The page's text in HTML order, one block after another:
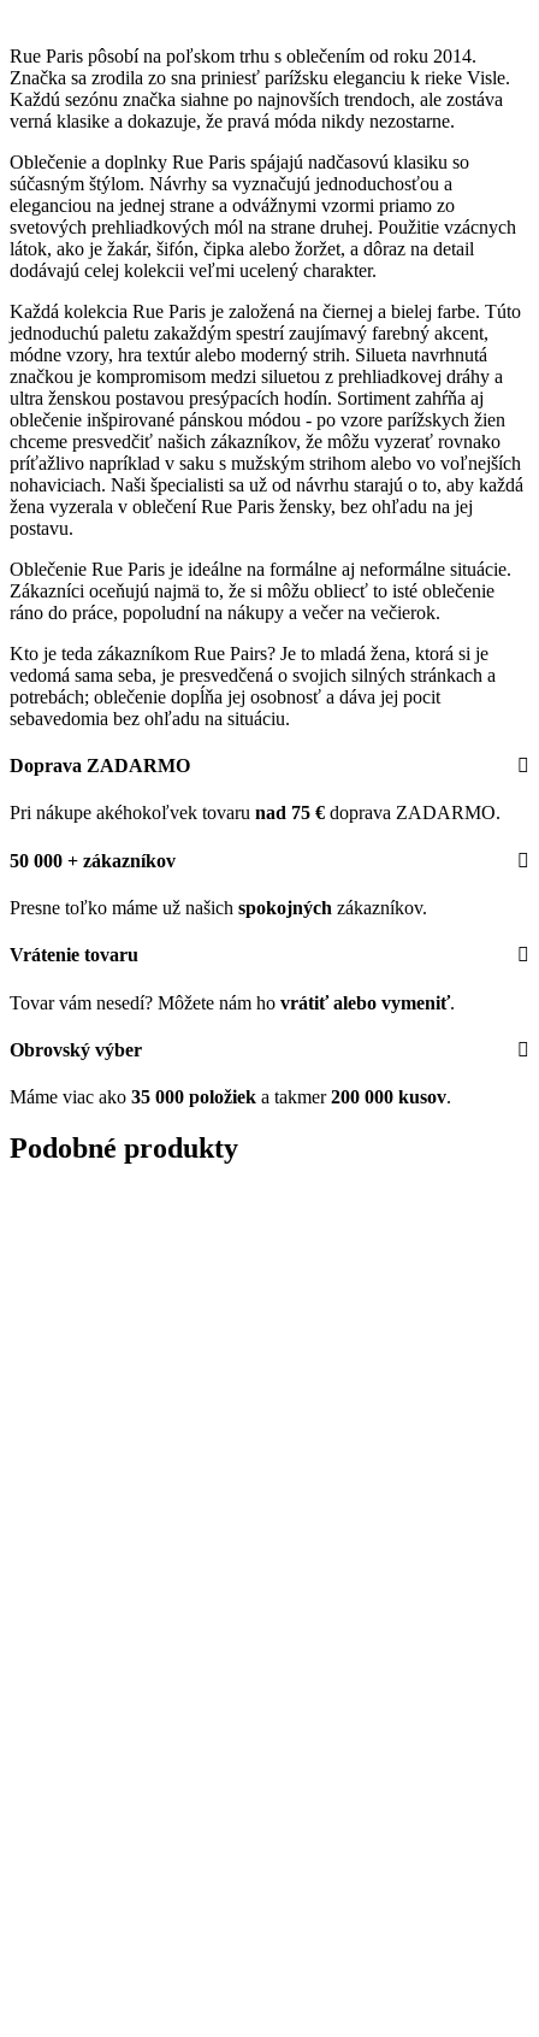
Rue Paris pôsobí na poľskom trhu s oblečením od roku 2014.
Značka sa zrodila zo sna priniesť parížsku eleganciu k rieke Visle.
Každú sezónu značka siahne po najnovších trendoch, ale zostáva
verná klasike a dokazuje, že pravá móda nikdy nezostarne.
Oblečenie a doplnky Rue Paris spájajú nadčasovú klasiku so
súčasným štýlom. Návrhy sa vyznačujú jednoduchosťou a
eleganciou na jednej strane a odvážnymi vzormi priamo zo
svetových prehliadkových mól na strane druhej. Použitie vzácnych
látok, ako je žakár, šifón, čipka alebo žoržet, a dôraz na detail
dodávajú celej kolekcii veľmi ucelený charakter.
Každá kolekcia Rue Paris je založená na čiernej a bielej farbe. Túto
jednoduchú paletu zakaždým spestrí zaujímavý farebný akcent,
módne vzory, hra textúr alebo moderný strih. Silueta navrhnutá
značkou je kompromisom medzi siluetou z prehliadkovej dráhy a
ultra ženskou postavou presýpacích hodín. Sortiment zahŕňa aj
oblečenie inšpirované pánskou módou - po vzore parížskych žien
chceme presvedčiť našich zákazníkov, že môžu vyzerať rovnako
príťažlivo napríklad v saku s mužským strihom alebo vo voľnejších
nohaviciach. Naši špecialisti sa už od návrhu starajú o to, aby každá
žena vyzerala v oblečení Rue Paris žensky, bez ohľadu na jej
postavu.
Oblečenie Rue Paris je ideálne na formálne aj neformálne situácie.
Zákazníci oceňujú najmä to, že si môžu obliecť to isté oblečenie
ráno do práce, popoludní na nákupy a večer na večierok.
Kto je teda zákazníkom Rue Pairs? Je to mladá žena, ktorá si je
vedomá sama seba, je presvedčená o svojich silných stránkach a
potrebách; oblečenie dopĺňa jej osobnosť a dáva jej pocit
sebavedomia bez ohľadu na situáciu.
Doprava ZADARMO
Pri nákupe akéhokoľvek tovaru nad 75 € doprava ZADARMO.
50 000 + zákazníkov
Presne toľko máme už našich spokojných zákazníkov.
Vrátenie tovaru
Tovar vám nesedí? Môžete nám ho vrátiť alebo vymeniť.
Obrovský výber
Máme viac ako 35 000 položiek a takmer200 000 kusov.
Podobné produkty